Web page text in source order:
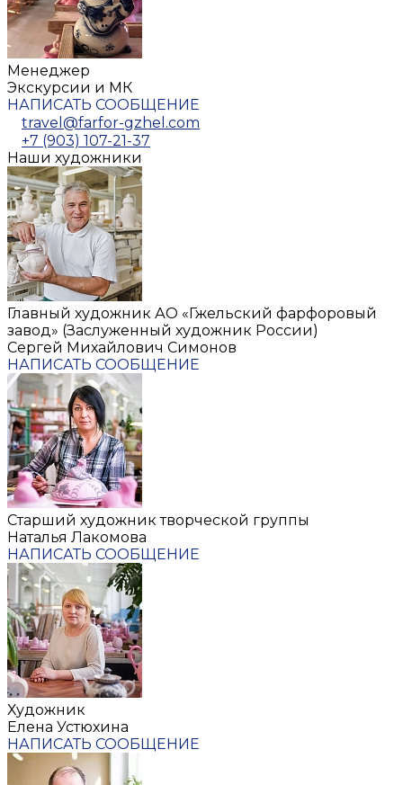
Менеджер
Экскурсии и МК
НАПИСАТЬ СООБЩЕНИЕ
travel@farfor-gzhel.com
+7 (903) 107-21-37
Наши художники
Главный художник АО «Гжельский фарфоровый
завод» (Заслуженный художник России)
Сергей Михайлович Симонов
НАПИСАТЬ СООБЩЕНИЕ
Старший художник творческой группы
Наталья Лакомова
НАПИСАТЬ СООБЩЕНИЕ
Художник
Елена Устюхина
НАПИСАТЬ СООБЩЕНИЕ